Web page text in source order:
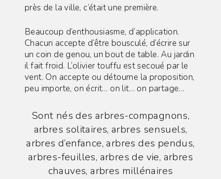
près de la ville, c’était une première.
Beaucoup d’enthousiasme, d’application.
Chacun accepte d’être bousculé, d’écrire sur
un coin de genou, un bout de table. Au jardin
il fait froid. L’olivier touffu est secoué par le
vent. On accepte ou détourne la proposition,
peu importe, on écrit… on lit… on partage…
Sont nés des arbres-compagnons,
arbres solitaires, arbres sensuels,
arbres d’enfance, arbres des pendus,
arbres-feuilles, arbres de vie, arbres
chauves, arbres millénaires